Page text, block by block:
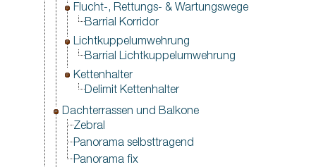
Flucht-, Rettungs- & Wartungswege
Barrial Korridor
Lichtkuppelumwehrung
Barrial Lichtkuppelumwehrung
Kettenhalter
Delimit Kettenhalter
Dachterrassen und Balkone
Zebral
Panorama selbsttragend
Panorama fix